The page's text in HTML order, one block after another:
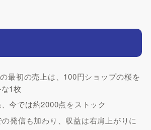
最初の売上は、100円ショップの桜を
1枚
今では約2000点をストック
発信も加わり、収益は右肩上がりに